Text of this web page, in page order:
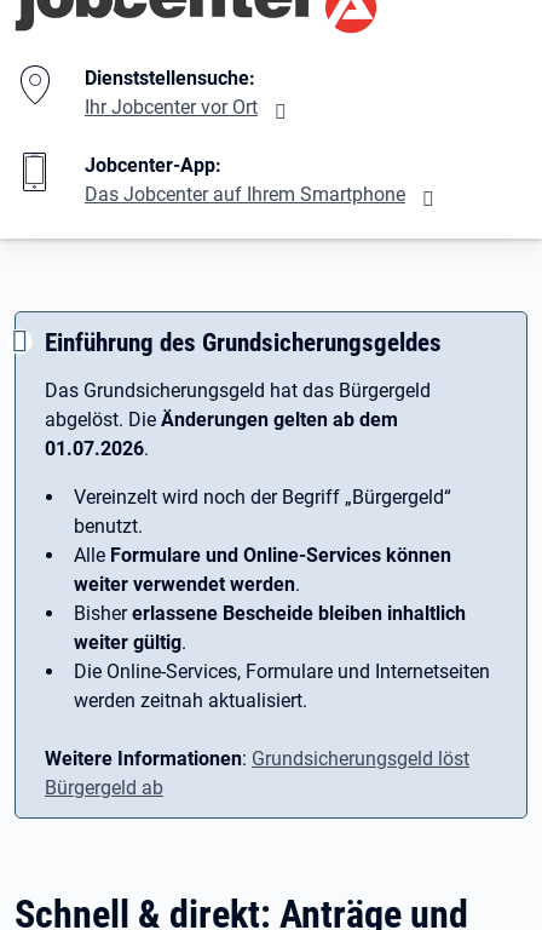
Dienststellensuche:
Ihr Jobcenter vor Ort
Jobcenter-App:
Das Jobcenter auf Ihrem Smartphone
Einführung des Grundsicherungsgeldes
Das Grundsicherungsgeld hat das Bürgergeld
abgelöst. Die Änderungen gelten ab dem
01.07.2026.
Vereinzelt wird noch der Begriff ­„Bürgergeld“
benutzt.
Alle Formulare und Online-Services können
weiter verwendet werden.
Bishererlassene Bescheide bleiben inhaltlich
weiter gültig.
Die Online-Services, Formulare und Internetseiten
werden zeitnah aktualisiert.
Weitere Informationen: Grundsicherungsgeld löst
Bürgergeld ab
Schnell & direkt: Anträge und